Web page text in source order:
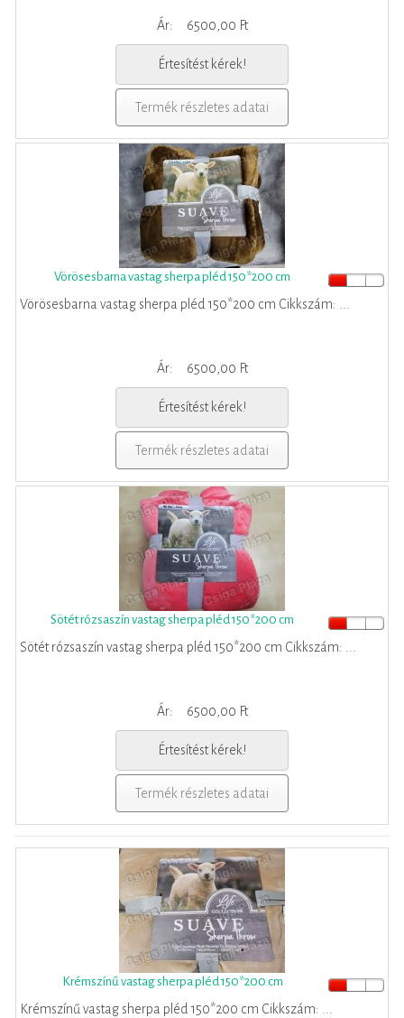
Ár: 6500,00 Ft
Értesítést kérek!
Termék részletes adatai
Vörösesbarna vastag sherpa pléd 150*200 cm
Vörösesbarna vastag sherpa pléd 150*200 cm Cikkszám: ...
Ár: 6500,00 Ft
Értesítést kérek!
Termék részletes adatai
Sötét rózsaszín vastag sherpa pléd 150*200 cm
Sötét rózsaszín vastag sherpa pléd 150*200 cm Cikkszám: ...
Ár: 6500,00 Ft
Értesítést kérek!
Termék részletes adatai
Krémszínű vastag sherpa pléd 150*200 cm
Krémszínű vastag sherpa pléd 150*200 cm Cikkszám: ...